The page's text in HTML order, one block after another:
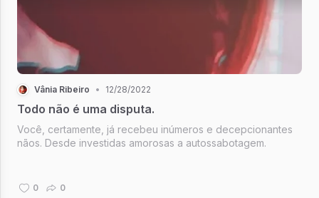
Vânia Ribeiro • 12/28/2022
Todo não é uma disputa.
Você, certamente, já recebeu inúmeros e decepcionantes
nãos. Desde investidas amorosas a autossabotagem.
0 0